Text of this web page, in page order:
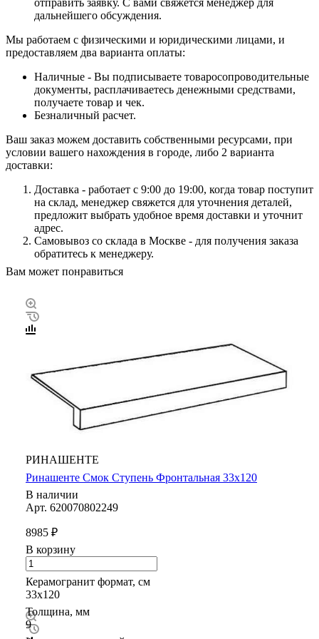
дальнейшего обсуждения.
Мы работаем с физическими и юридическими лицами, и
предоставляем два варианта оплаты:
Наличные - Вы подписываете товаросопроводительные
документы, расплачиваетесь денежными средствами,
получаете товар и чек.
Безналичный расчет.
Ваш заказ можем доставить собственными ресурсами, при
условии вашего нахождения в городе, либо 2 варианта
доставки:
Доставка - работает с 9:00 до 19:00, когда товар поступит
на склад, менеджер свяжется для уточнения деталей,
предложит выбрать удобное время доставки и уточнит
адрес.
Самовывоз со склада в Москве - для получения заказа
обратитесь к менеджеру.
Вам может понравиться
Керамогранит формат, см
33х120
Толщина, мм
9
РИНАШЕНТЕ
Ринашенте Смок Ступень Фронтальная 33х120
В наличии
Арт. 620070802249
8985 ₽
В корзину